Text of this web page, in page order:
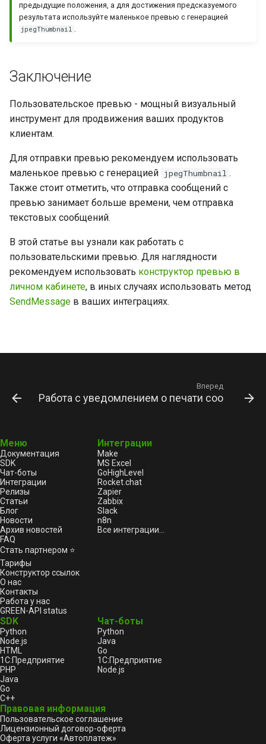
предыдущие положения, а для достижения предсказуемого
результата используйте маленькое превью с генерацией
jpegThumbnail .
Заключение
Пользовательское превью - мощный визуальный
инструмент для продвижения ваших продуктов
клиентам.
Для отправки превью рекомендуем использовать
маленькое превью с генерацией jpegThumbnail .
Также стоит отметить, что отправка сообщений с
превью занимает больше времени, чем отправка
текстовых сообщений.
В этой статье вы узнали как работать с
пользовательскими превью. Для наглядности
рекомендуем использовать конструктор превью в
личном кабинете, в иных случаях использовать метод
SendMessage в ваших интеграциях.
Вперед
Работа с уведомлением о печати сообщений
Меню
Документация
SDK
Чат-боты
Интеграции
Релизы
Статьи
Блог
Новости
Архив новостей
FAQ
Стать партнером ⭐
Тарифы
Конструктор ссылок
О нас
Контакты
Работа у нас
GREEN-API status
Интеграции
Make
MS Excel
GoHighLevel
Rocket.chat
Zapier
Zabbix
Slack
n8n
Все интеграции...
SDK
Python
Node.js
HTML
1С:Предприятие
PHP
Java
Go
C++
Чат-боты
Python
Java
Go
1С:Предприятие
Node.js
Правовая информация
Пользовательское соглашение
Лицензионный договор-оферта
Оферта услуги «Автоплатеж»